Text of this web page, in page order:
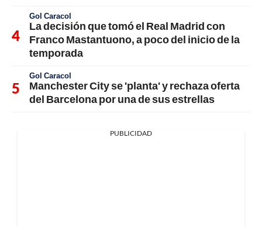
Gol Caracol
La decisión que tomó el Real Madrid con
Franco Mastantuono, a poco del inicio de la
temporada
Gol Caracol
Manchester City se 'planta' y rechaza oferta
del Barcelona por una de sus estrellas
PUBLICIDAD